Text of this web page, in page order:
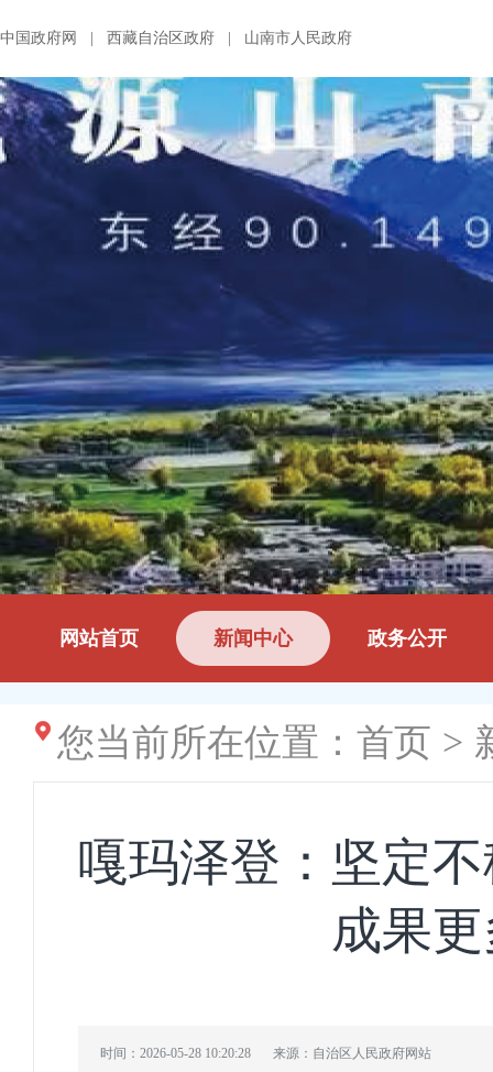
中国政府网 西藏自治区政府 山南市人民政府
网站首页 新闻中心 政务公开
您当前所在位置： 首页 >
嘎玛泽登：坚定
成果
时间：2026-05-28 10:20:28 来源：自治区人民政府网站